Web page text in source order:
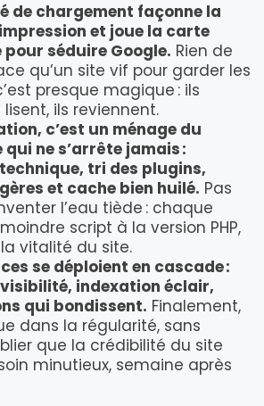
de chargement façonne la
et joue la carte
séduire Google. Rien de
qu’un site vif pour garder les
presque magique : ils
lisent, ils reviennent.
c’est un ménage du
ne s’arrête jamais :
tri des plugins,
et cache bien huilé. Pas
l’eau tiède : chaque
script à la version PHP,
vitalité du site.
se déploient en cascade :
indexation éclair,
qui bondissent. Finalement,
dans la régularité, sans
que la crédibilité du site
minutieux, semaine après